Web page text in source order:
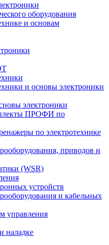
оборудования
и основам
и основы электроники
электроники
ПРОФИ по
по электротехнике
приводов и
(WSR)
устройств
и кабельных
управления
наладке